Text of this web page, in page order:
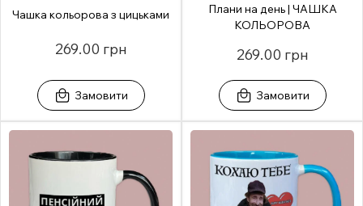
Чашка кольорова з цицьками
269.00 грн
Замовити
Плани на день | ЧАШКА
КОЛЬОРОВА
269.00 грн
Замовити